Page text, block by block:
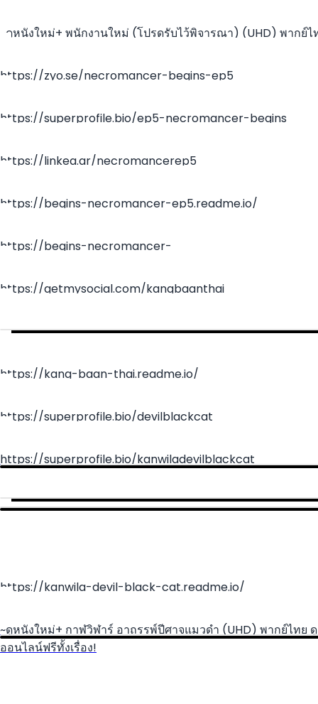
~ดูหนังใหม่+ พนักงานใหม่ (โปรดรับไว้พิจารณา) (UHD) พากย์ไ
https://zyo.se/necromancer-begins-ep5
https://superprofile.bio/ep5-necromancer-begins
https://linkea.ar/necromancerep5
https://begins-necromancer-ep5.readme.io/
https://begins-necromancer-
https://getmysocial.com/kangbaanthai
https://kang-baan-thai.readme.io/
https://superprofile.bio/devilblackcat
https://superprofile.bio/kanwiladevilblackcat
https://kanwila-devil-black-cat.readme.io/
~ดูหนังใหม่+ กาฬวิฬาร์ อาถรรพ์ปีศาจแมวดำ (UHD) พากย์ไทย ดู
ออนไลน์ฟรีทั้งเรื่อง!